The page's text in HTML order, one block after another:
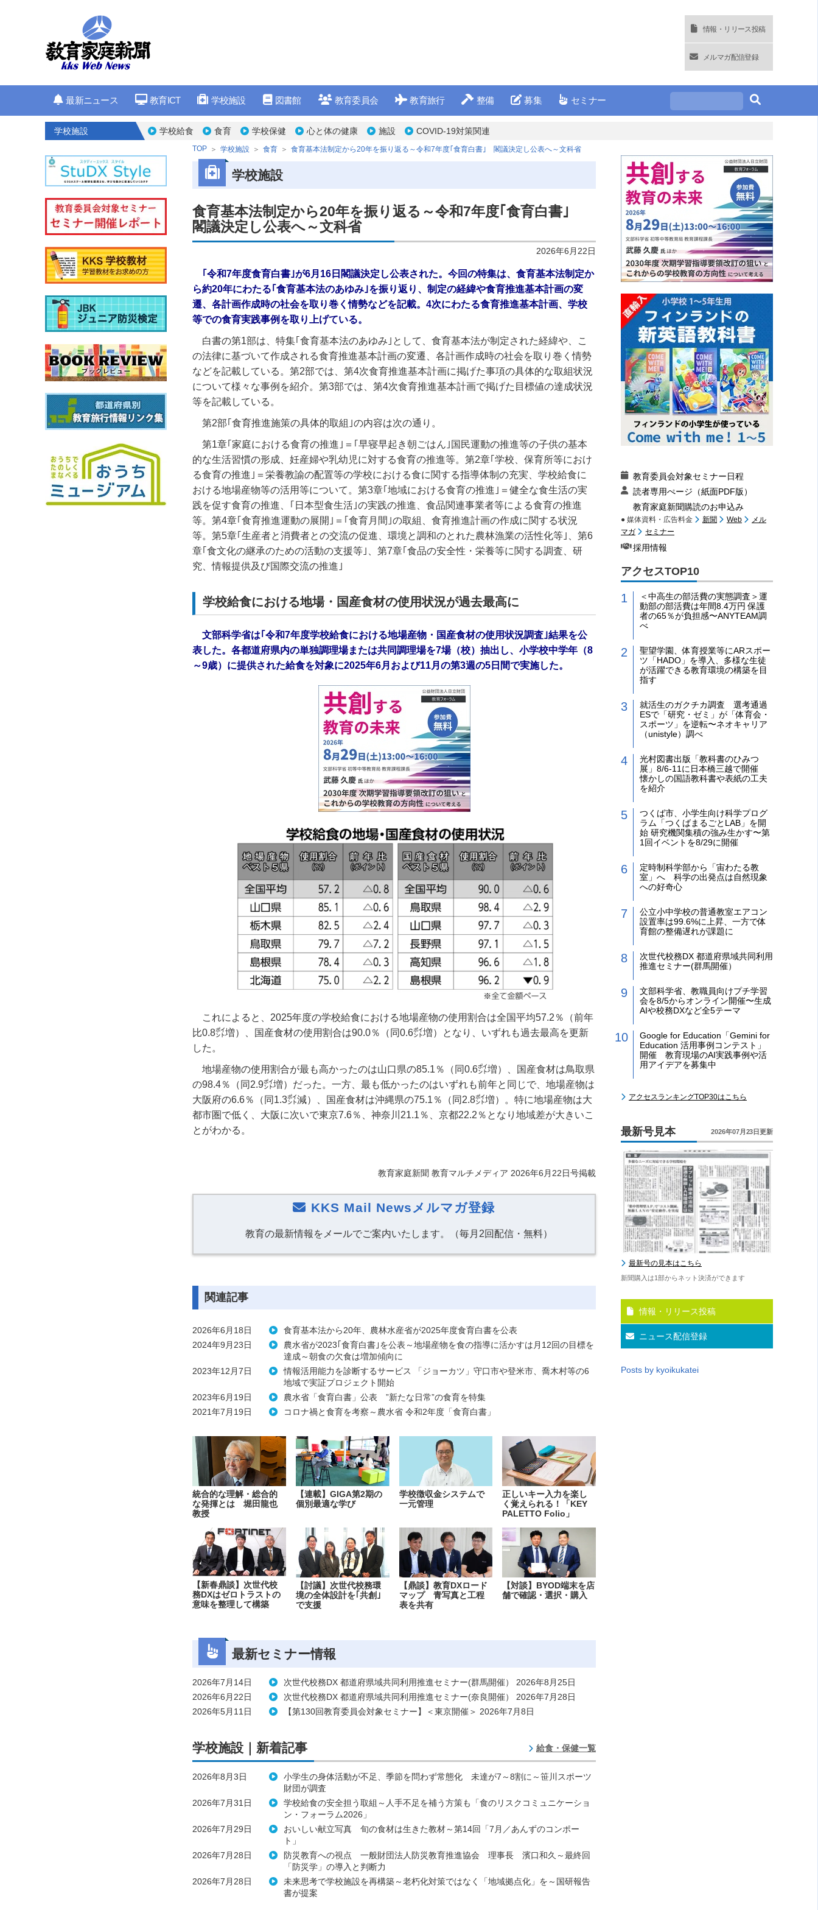
情報・リリース投稿
メルマガ配信登録
最新ニュース 教育ICT 学校施設 図書館 教育委員会 教育旅行 整備 募集 セミナー
学校施設 学校給食 食育 学校保健 心と体の健康 施設 COVID-19対策関連
TOP 学校施設 食育 食育基本法制定から20年を振り返る～令和7年度｢食育白書｣ 閣議決定し公表へ～文科省
学校施設
食育基本法制定から20年を振り返る～令和7年度｢食育白書｣
閣議決定し公表へ～文科省
2026年6月22日
｢令和7年度食育白書｣が6月16日閣議決定し公表された。今回の特集は、食育基本法制定か
ら約20年にわたる｢食育基本法のあゆみ｣を振り返り、制定の経緯や食育推進基本計画の変
遷、各計画作成時の社会を取り巻く情勢などを記載。4次にわたる食育推進基本計画、学校
等での食育実践事例を取り上げている。
白書の第1部は、特集｢食育基本法のあゆみ｣として、食育基本法が制定された経緯や、こ
の法律に基づいて作成される食育推進基本計画の変遷、各計画作成時の社会を取り巻く情勢
などを記載している。第2部では、第4次食育推進基本計画に掲げた事項の具体的な取組状況
について様々な事例を紹介。第3部では、第4次食育推進基本計画で掲げた目標値の達成状況
等を記載している。
第2部｢食育推進施策の具体的取組｣の内容は次の通り。
第1章｢家庭における食育の推進｣＝｢早寝早起き朝ごはん｣国民運動の推進等の子供の基本
的な生活習慣の形成、妊産婦や乳幼児に対する食育の推進等。第2章｢学校、保育所等におけ
る食育の推進｣＝栄養教諭の配置等の学校における食に関する指導体制の充実、学校給食に
おける地場産物等の活用等について。第3章｢地域における食育の推進｣＝健全な食生活の実
践を促す食育の推進、｢日本型食生活｣の実践の推進、食品関連事業者等による食育の推進
等。第4章｢食育推進運動の展開｣＝｢食育月間｣の取組、食育推進計画の作成に関する状況
等。第5章｢生産者と消費者との交流の促進、環境と調和のとれた農林漁業の活性化等｣、第6
章｢食文化の継承のための活動の支援等｣、第7章｢食品の安全性・栄養等に関する調査、研
究、情報提供及び国際交流の推進｣
学校給食における地場・国産食材の使用状況が過去最高に
文部科学省は｢令和7年度学校給食における地場産物・国産食材の使用状況調査｣結果を公
表した。各都道府県内の単独調理場または共同調理場を7場（校）抽出し、小学校中学年（8
～9歳）に提供された給食を対象に2025年6月および11月の第3週の5日間で実施した。
これによると、2025年度の学校給食における地場産物の使用割合は全国平均57.2％（前年
比0.8㌽増）、国産食材の使用割合は90.0％（同0.6㌽増）となり、いずれも過去最高を更新
した。
地場産物の使用割合が最も高かったのは山口県の85.1％（同0.6㌽増）、国産食材は鳥取県
の98.4％（同2.9㌽増）だった。一方、最も低かったのはいずれも前年と同じで、地場産物は
大阪府の6.6％（同1.3㌽減）、国産食材は沖縄県の75.1％（同2.8㌽増）。特に地場産物は大
都市圏で低く、大阪に次いで東京7.6％、神奈川21.1％、京都22.2％となり地域差が大きいこ
とがわかる。
教育家庭新聞 教育マルチメディア 2026年6月22日号掲載
KKS Mail Newsメルマガ登録
教育の最新情報をメールでご案内いたします。（毎月2回配信・無料）
関連記事
2026年6月18日
食育基本法から20年、農林水産省が2025年度食育白書を公表
2024年9月23日
農水省が2023｢食育白書｣を公表～地場産物を食の指導に活かすは月12回の目標を
達成～朝食の欠食は増加傾向に
2023年12月7日
情報活用能力を診断するサービス 「ジョーカツ」守口市や登米市、喬木村等の6
地域で実証プロジェクト開始
2023年6月19日
農水省「食育白書」公表 ”新たな日常”の食育を特集
2021年7月19日
コロナ禍と食育を考察～農水省 令和2年度「食育白書」
統合的な理解・総合的
な発揮とは 堀田龍也
教授
【連載】GIGA第2期の
個別最適な学び
学校徴収金システムで
一元管理
正しいキー入力を楽し
く覚えられる！「KEY
PALETTO Folio」
【新春鼎談】次世代校
務DXはゼロトラストの
意味を整理して構築
【討議】次世代校務環
境の全体設計を｢共創｣
で支援
【鼎談】教育DXロード
マップ 青写真と工程
表を共有
【対談】BYOD端末を店
舗で確認・選択・購入
最新セミナー情報
2026年7月14日
次世代校務DX 都道府県域共同利用推進セミナー(群馬開催） 2026年8月25日
2026年6月22日
次世代校務DX 都道府県域共同利用推進セミナー(奈良開催） 2026年7月28日
2026年5月11日
【第130回教育委員会対象セミナー】＜東京開催＞ 2026年7月8日
学校施設｜新着記事 給食・保健一覧
2026年8月3日
小学生の身体活動が不足、季節を問わず常態化 未達が7～8割に～笹川スポーツ
財団が調査
2026年7月31日
学校給食の安全担う取組～人手不足を補う方策も「食のリスクコミュニケーショ
ン・フォーラム2026」
2026年7月29日
おいしい献立写真 旬の食材は生きた教材～第14回「7月／あんずのコンポー
ト」
2026年7月28日
防災教育への視点 一般財団法人防災教育推進協会 理事長 濱口和久～最終回
「防災学」の導入と判断力
2026年7月28日
未来思考で学校施設を再構築～老朽化対策ではなく「地域拠点化」を～国研報告
書が提案
教育委員会対象セミナー日程
読者専用ぺージ（紙面PDF版）
教育家庭新聞購読のお申込み
● 媒体資料・広告料金 新聞 Web
メル
マガ
セミナー
採用情報
アクセスTOP10
＜中高生の部活費の実態調査＞運
動部の部活費は年間8.4万円 保護
者の65％が負担感〜ANYTEAM調
べ
聖望学園、体育授業等にARスポー
ツ「HADO」を導入、多様な生徒
が活躍できる教育環境の構築を目
指す
就活生のガクチカ調査 選考通過
ESで「研究・ゼミ」が「体育会・
スポーツ」を逆転〜ネオキャリア
（unistyle）調べ
光村図書出版「教科書のひみつ
展」8/6-11に日本橋三越で開催
懐かしの国語教科書や表紙の工夫
を紹介
つくば市、小学生向け科学プログ
ラム「つくばまるごとLAB」を開
始 研究機関集積の強み生かす〜第
1回イベントを8/29に開催
定時制科学部から「宙わたる教
室」へ 科学の出発点は自然現象
への好奇心
公立小中学校の普通教室エアコン
設置率は99.6%に上昇、一方で体
育館の整備遅れが課題に
次世代校務DX 都道府県域共同利用
推進セミナー(群馬開催）
文部科学省、教職員向けプチ学習
会を8/5からオンライン開催〜生成
AIや校務DXなど全5テーマ
Google for Education「Gemini for
Education 活用事例コンテスト」
開催 教育現場のAI実践事例や活
用アイデアを募集中
アクセスランキングTOP30はこちら
最新号見本 2026年07月23日更新
最新号の見本はこちら
新聞購入は1部からネット決済ができます
情報・リリース投稿
ニュース配信登録
Posts by kyoikukatei